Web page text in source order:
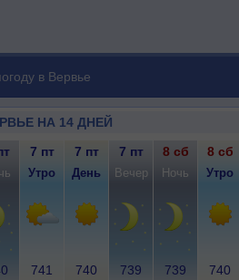
в Вервье
НА 14 ДНЕЙ
7 пт 7 пт 7 пт 8 сб 8 сб
Утро День Вечер Ночь Утро
741 740 739 739 740